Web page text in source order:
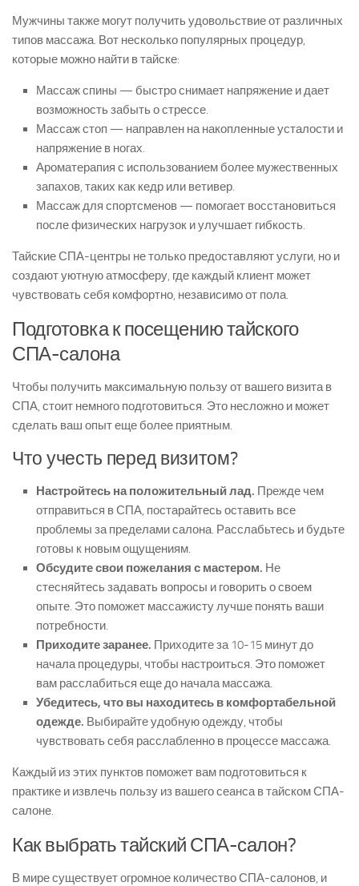
Мужчины также могут получить удовольствие от различных
типов массажа. Вот несколько популярных процедур,
которые можно найти в тайске:
Массаж спины — быстро снимает напряжение и дает
возможность забыть о стрессе.
Массаж стоп — направлен на накопленные усталости и
напряжение в ногах.
Ароматерапия с использованием более мужественных
запахов, таких как кедр или ветивер.
Массаж для спортсменов — помогает восстановиться
после физических нагрузок и улучшает гибкость.
Тайские СПА-центры не только предоставляют услуги, но и
создают уютную атмосферу, где каждый клиент может
чувствовать себя комфортно, независимо от пола.
Подготовка к посещению тайского
СПА-салона
Чтобы получить максимальную пользу от вашего визита в
СПА, стоит немного подготовиться. Это несложно и может
сделать ваш опыт еще более приятным.
Что учесть перед визитом?
Настройтесь на положительный лад. Прежде чем
отправиться в СПА, постарайтесь оставить все
проблемы за пределами салона. Расслабьтесь и будьте
готовы к новым ощущениям.
Обсудите свои пожелания с мастером. Не
стесняйтесь задавать вопросы и говорить о своем
опыте. Это поможет массажисту лучше понять ваши
потребности.
Приходите заранее. Приходите за 10-15 минут до
начала процедуры, чтобы настроиться. Это поможет
вам расслабиться еще до начала массажа.
Убедитесь, что вы находитесь в комфортабельной
одежде. Выбирайте удобную одежду, чтобы
чувствовать себя расслабленно в процессе массажа.
Каждый из этих пунктов поможет вам подготовиться к
практике и извлечь пользу из вашего сеанса в тайском СПА-
салоне.
Как выбрать тайский СПА-салон?
В мире существует огромное количество СПА-салонов, и